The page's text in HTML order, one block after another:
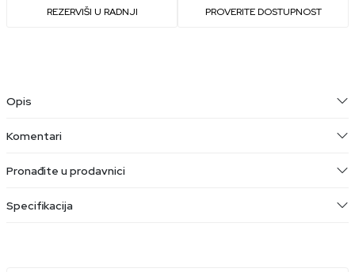
REZERVIŠI U RADNJI PROVERITE DOSTUPNOST
Opis
Komentari
Pronađite u prodavnici
Specifikacija